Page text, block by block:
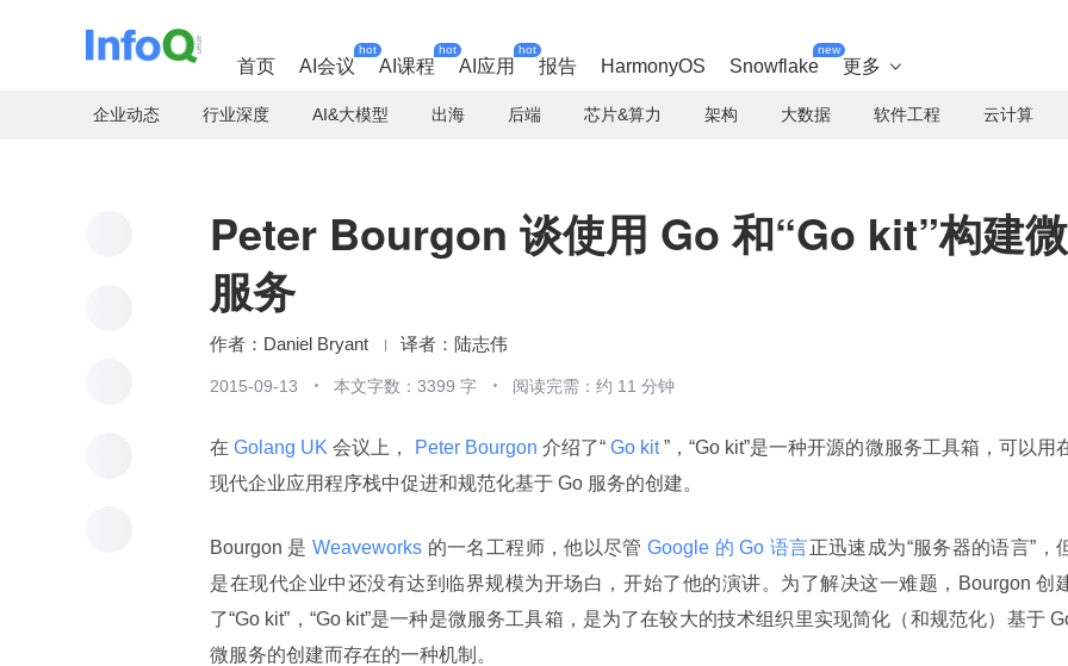
首页 AI会议
hot
AI课程
hot
AI应用
hot
报告 HarmonyOS Snowflake
new
更多 
企业动态 行业深度 AI&大模型 出海 后端 芯片&算力 架构 大数据 软件工程 云计算
Peter Bourgon 谈使用 Go 和“Go kit”构建微
服务
Daniel Bryant 陆志伟
2015-09-13 本文字数：3399 字 阅读完需：约 11 分钟
在 Golang UK 会议上， Peter Bourgon 介绍了“ Go kit ”，“Go kit”是一种开源的微服务工具箱，可以用
现代企业应用程序栈中促进和规范化基于 Go 服务的创建。
Bourgon 是 Weaveworks 的一名工程师，他以尽管 Google 的 Go 语言正迅速成为“服务器的语言”，
是在现代企业中还没有达到临界规模为开场白，开始了他的演讲。为了解决这一难题，Bourgon 创
了“Go kit”，“Go kit”是一种是微服务工具箱，是为了在较大的技术组织里实现简化（和规范化）基于
微服务的创建而存在的一种机制。